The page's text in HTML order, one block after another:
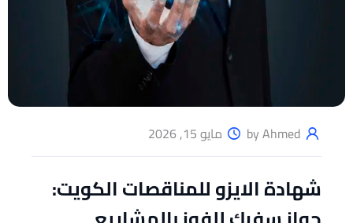
by Ahmed مايو 15, 2026
شهادة الايزو للمناقصات الكويت: